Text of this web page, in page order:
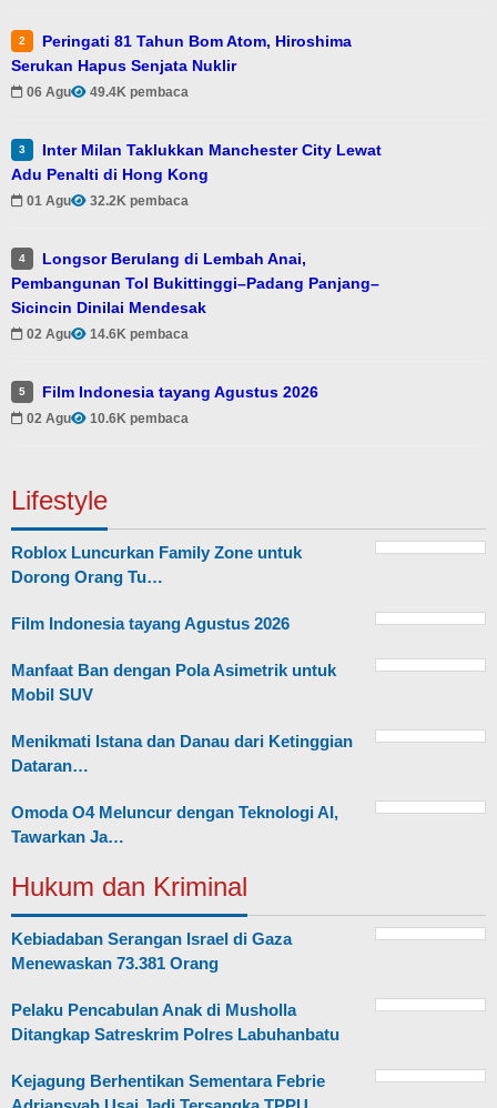
2
Peringati 81 Tahun Bom Atom, Hiroshima
Serukan Hapus Senjata Nuklir
06 Agu 49.4K pembaca
3
Inter Milan Taklukkan Manchester City Lewat
Adu Penalti di Hong Kong
01 Agu 32.2K pembaca
4
Longsor Berulang di Lembah Anai,
Pembangunan Tol Bukittinggi–Padang Panjang–
Sicincin Dinilai Mendesak
02 Agu 14.6K pembaca
5 Film Indonesia tayang Agustus 2026
02 Agu 10.6K pembaca
Lifestyle
Roblox Luncurkan Family Zone untuk
Dorong Orang Tu…
Film Indonesia tayang Agustus 2026
Manfaat Ban dengan Pola Asimetrik untuk
Mobil SUV
Menikmati Istana dan Danau dari Ketinggian
Dataran…
Omoda O4 Meluncur dengan Teknologi AI,
Tawarkan Ja…
Hukum dan Kriminal
Kebiadaban Serangan Israel di Gaza
Menewaskan 73.381 Orang
Pelaku Pencabulan Anak di Musholla
Ditangkap Satreskrim Polres Labuhanbatu
Kejagung Berhentikan Sementara Febrie